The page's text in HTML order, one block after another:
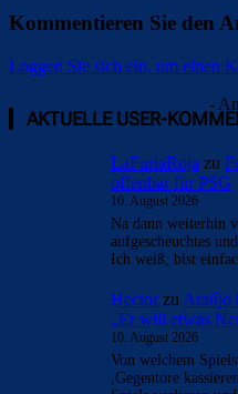
Kommentieren Sie den
Loggen Sie sich ein, um einen
-
AKTUELLE USER-
LaFuriaRoja zu
offenbar für PSG
10. August 2026
Na dann weiterhin
aufgescheuchtes
Ich weiß, bist
Hectorzu Araújo
„Er will etwas
10. August 2026
Von welchem
,Gegentore